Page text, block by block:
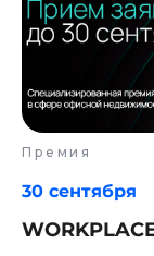
Премия
30 сентября